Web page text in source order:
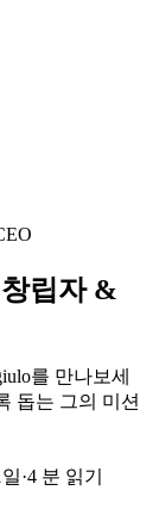
립자 &
를 만나보세
돕는 그의 미션
·4 분 읽기